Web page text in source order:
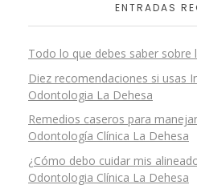
ENTRADAS
Todo lo que debes saber sobre
Diez recomendaciones si usas
Odontologia La Dehesa
Remedios caseros para
Odontología Clínica La Dehesa
¿Cómo debo cuidar mis
Odontologia Clínica La Dehesa